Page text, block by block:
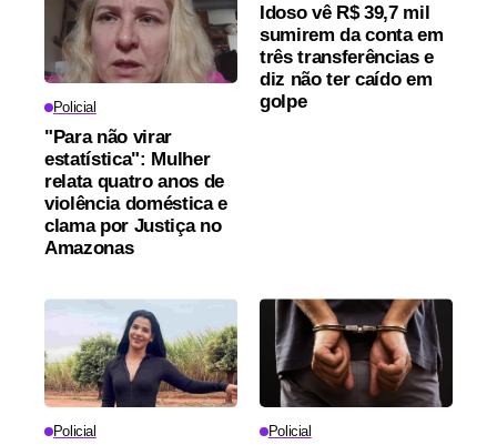
Policial
"Para não virar
estatística": Mulher
relata quatro anos de
violência doméstica e
clama por Justiça no
Amazonas
Idoso vê R$ 39,7 mil
sumirem da conta em
três transferências e
diz não ter caído em
golpe
Policial Policial